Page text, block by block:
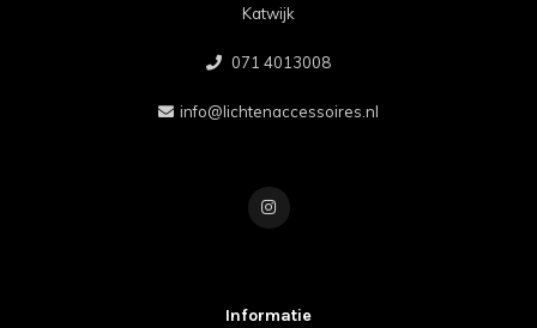
Katwijk
071 4013008
info@lichtenaccessoires.nl
Informatie